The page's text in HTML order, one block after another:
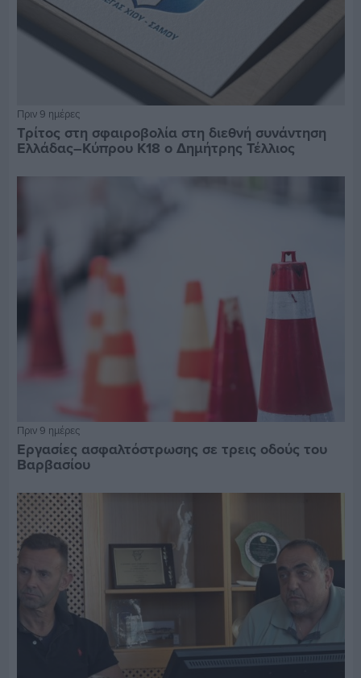
Πριν 9 ημέρες
Τρίτος στη σφαιροβολία στη διεθνή συνάντηση
Ελλάδας–Κύπρου Κ18 ο Δημήτρης Τέλλιος
Πριν 9 ημέρες
Εργασίες ασφαλτόστρωσης σε τρεις οδούς του
Βαρβασίου